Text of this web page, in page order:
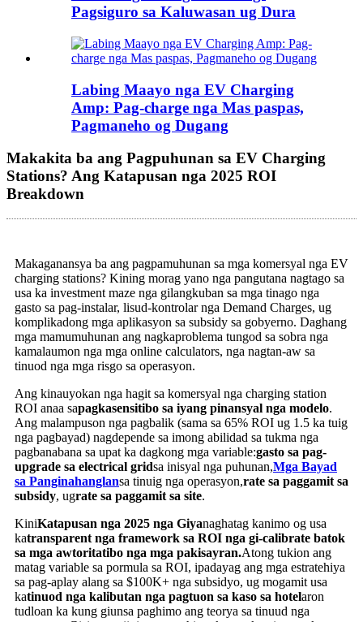
Pagsiguro sa Kaluwasan ug Dura
Labing Maayo nga EV Charging
Amp: Pag-charge nga Mas paspas,
Pagmaneho og Dugang
Makakita ba ang Pagpuhunan sa EV Charging
Stations? Ang Katapusan nga 2025 ROI
Breakdown
Makaganansya ba ang pagpamuhunan sa mga komersyal nga EV
charging stations? Kining morag yano nga pangutana nagtago sa
usa ka investment maze nga gilangkuban sa mga tinago nga
gasto sa pag-instalar, lisud-kontrolar nga Demand Charges, ug
komplikadong mga aplikasyon sa subsidy sa gobyerno. Daghang
mga mamumuhunan ang nagkaproblema tungod sa sobra nga
kamalaumon nga mga online calculators, nga nagtan-aw sa
tinuod nga mga risgo sa operasyon.
Ang kinauyokan nga hagit sa komersyal nga charging station
ROI anaa sapagkasensitibo sa iyang pinansyal nga modelo.
Ang malampuson nga pagbalik (sama sa 65% ROI ug 1.5 ka tuig
nga pagbayad) nagdepende sa imong abilidad sa tukma nga
pagbanabana sa upat ka dagkong mga variable:gasto sa pag-
upgrade sa electrical gridsa inisyal nga puhunan,Mga Bayad
sa Panginahanglansa tinuig nga operasyon,rate sa paggamit sa
subsidy, ugrate sa paggamit sa site.
KiniKatapusan nga 2025 nga Giyanaghatag kanimo og usa
katransparent nga framework sa ROI nga gi-calibrate batok
sa mga awtoritatibo nga mga pakisayran.Atong tukion ang
matag variable sa pormula sa ROI, ipadayag ang mga estratehiya
sa pag-aplay alang sa $100K+ nga subsidyo, ug mogamit usa
katinuod nga kalibutan nga pagtuon sa kaso sa hotelaron
tudloan ka kung giunsa paghimo ang teorya sa tinuud nga